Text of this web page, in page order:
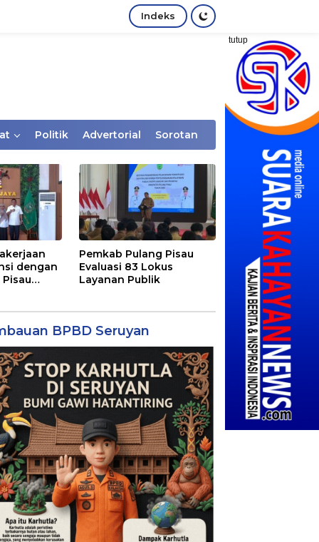
Indeks
tutup
Politik Advertorial Sorotan
dengan
Pemkab Pulang Pisau
Evaluasi 83 Lokus
Layanan Publik
BPBD Seruyan